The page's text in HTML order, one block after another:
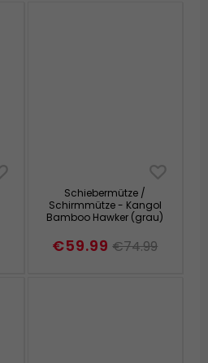
Schiebermütze /
Schirmmütze - Kangol
Bamboo Hawker (grau)
€59.99 €74.99